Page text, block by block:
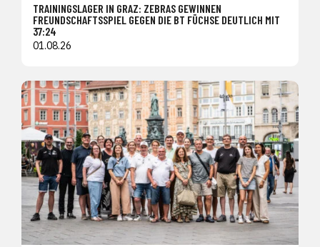
TRAININGSLAGER IN GRAZ: ZEBRAS GEWINNEN
FREUNDSCHAFTSSPIEL GEGEN DIE BT FÜCHSE DEUTLICH MIT
37:24
01.08.26